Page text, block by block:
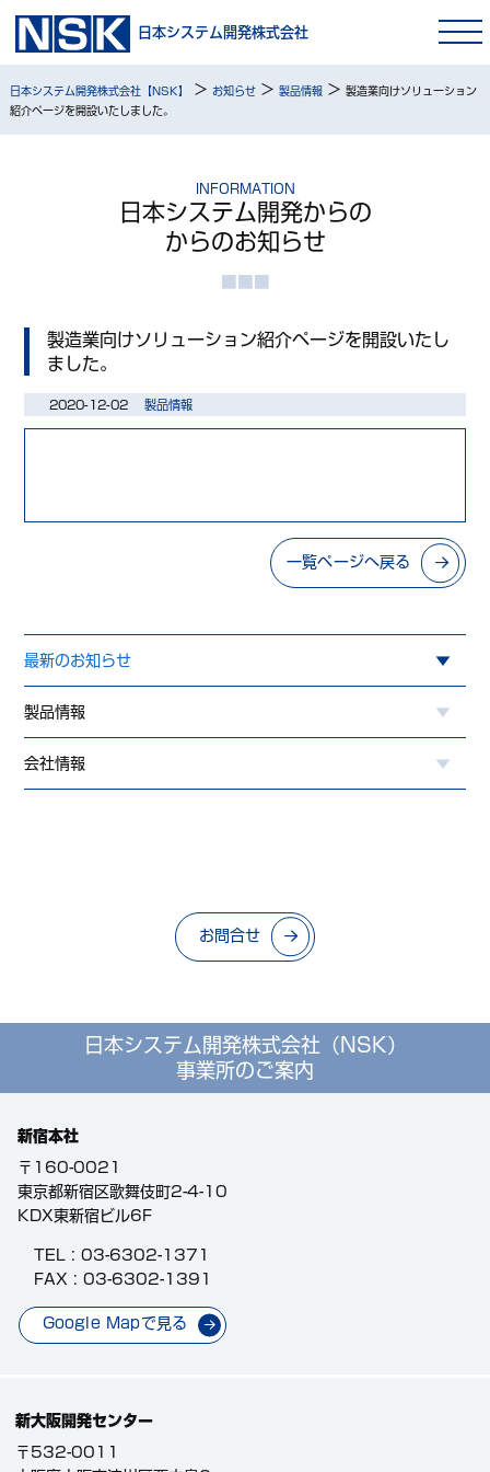
日本システム開発株式会社
日本システム開発株式会社【NSK】 > お知らせ> 製品情報> 製造業向けソリューション
紹介ページを開設いたしました。
INFORMATION
日本システム開発からの
からのお知らせ
最新のお知らせ
製品情報
会社情報
製造業向けソリューション紹介ページを開設いたし
ました。
2020-12-02 製品情報
一覧ページへ戻る
お問合せ
日本システム開発株式会社（NSK）
事業所のご案内
新宿本社
〒160-0021
東京都新宿区歌舞伎町2-4-10
KDX東新宿ビル6F
TEL : 03-6302-1371
FAX : 03-6302-1391
Google Mapで見る
新大阪開発センター
〒532-0011